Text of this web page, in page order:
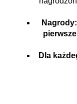
Nagrody:
Dla